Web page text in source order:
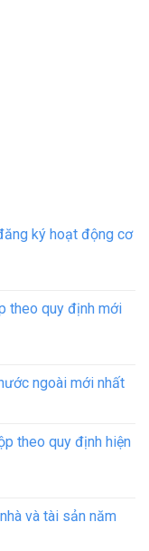
ký hoạt động cơ
theo quy định mới
ngoài mới nhất
theo quy định hiện
và tài sản năm